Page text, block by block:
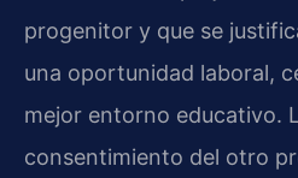
progenitor y que se
una oportunidad laboral,
mejor entorno educativo.
consentimiento del otro